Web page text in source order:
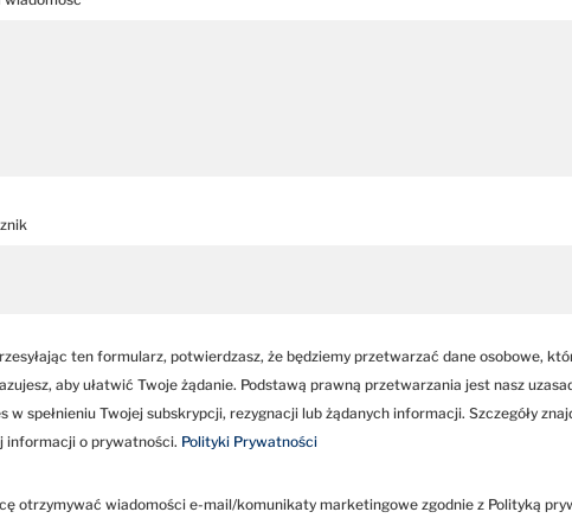
ten formularz, potwierdzasz, że będziemy przetwarzać dane osobowe,
aby ułatwić Twoje żądanie. Podstawą prawną przetwarzania jest nasz
w spełnieniu Twojej subskrypcji, rezygnacji lub żądanych informacji. Szczegóły
informacji o prywatności. Polityki Prywatności
otrzymywać wiadomości e-mail/komunikaty marketingowe zgodnie z Polityką